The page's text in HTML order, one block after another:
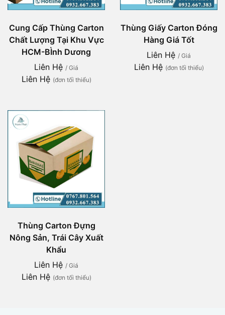
Cung Cấp Thùng Carton
Chất Lượng Tại Khu Vực
HCM-BÌnh Dương
Liên Hệ / Giá
Liên Hệ (đơn tối thiểu)
Thùng Giấy Carton Đóng
Hàng Giá Tốt
Liên Hệ / Giá
Liên Hệ (đơn tối thiểu)
Thùng Carton Đựng
Nông Sản, Trái Cây Xuất
Khẩu
Liên Hệ / Giá
Liên Hệ (đơn tối thiểu)